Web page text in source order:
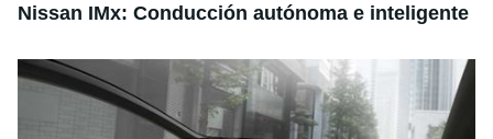
Nissan IMx: Conducción autónoma e inteligente